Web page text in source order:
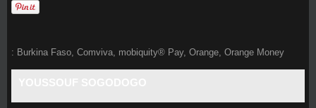
: Burkina Faso, Comviva, mobiquity® Pay, Orange, Orange Money